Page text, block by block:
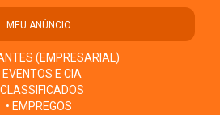
MEU ANÚNCIO
(EMPRESARIAL)
EVENTOS E CIA
CLASSIFICADOS
• EMPREGOS